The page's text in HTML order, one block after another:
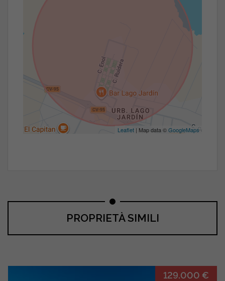
Leaflet | Map data ©GoogleMaps
PROPRIETÀ SIMILI
129.000 €